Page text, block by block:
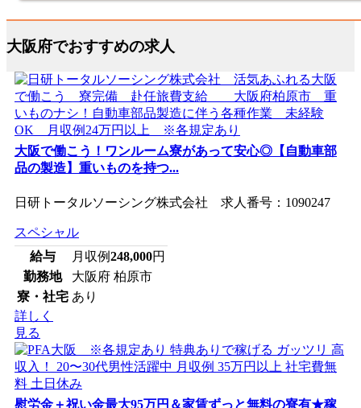
大阪府でおすすめの求人
大阪で働こう！ワンルーム寮があって安心◎【自動車部
品の製造】重いものを持つ...
日研トータルソーシング株式会社 求人番号：1090247
スペシャル
給与
月収例248,000円
勤務地
大阪府 柏原市
寮・社宅 あり
詳しく
見る
慰労金＋祝い金最大95万円＆家賃ずっと無料の寮有★稼